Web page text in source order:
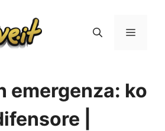
Menu
emergenza: ko
|